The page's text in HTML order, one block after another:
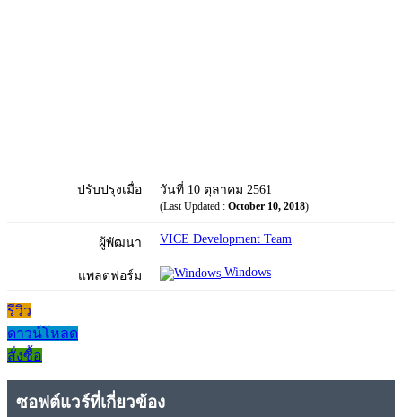
ปรับปรุงเมื่อ วันที่ 10 ตุลาคม 2561
(Last Updated : October 10, 2018)
ผู้พัฒนา VICE Development Team
แพลตฟอร์ม Windows
รีวิว
ดาวน์โหลด
สั่งซื้อ
ซอฟต์แวร์ที่เกี่ยวข้อง